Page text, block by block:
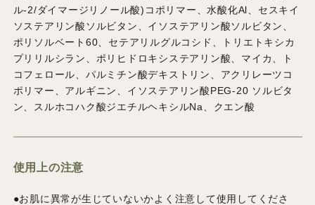
ル-2/ダイマージリノール酸)コポリマー、水酸化Al、セスキイ
ソステアリン酸ソルビタン、イソステアリン酸ソルビタン、
ポリソルベート60、セテアリルグルコシド、トリエトキシカ
プリリルシラン、ポリヒドロキシステアリン酸、マイカ、ト
コフェロール、パルミチン酸デキストリン、アクリレーツコ
ポリマー、アルギニン、イソステアリン酸PEG-20 ソルビタ
ン、スルホコハク酸ジエチルヘキシルNa、クエン酸
使用上の注意
●お肌に異常が生じていないかよく注意して使用してくださ